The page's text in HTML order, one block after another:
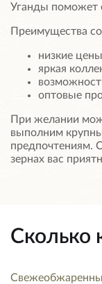
Уганды поможет
Преимущества
низкие
яркая
оптовые
При желании
выполним
предпочтениям.
зернах вас
Сколько